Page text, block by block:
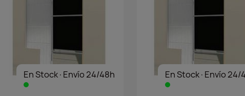
En Stock·Envío 24/48h En Stock·Envío 24/